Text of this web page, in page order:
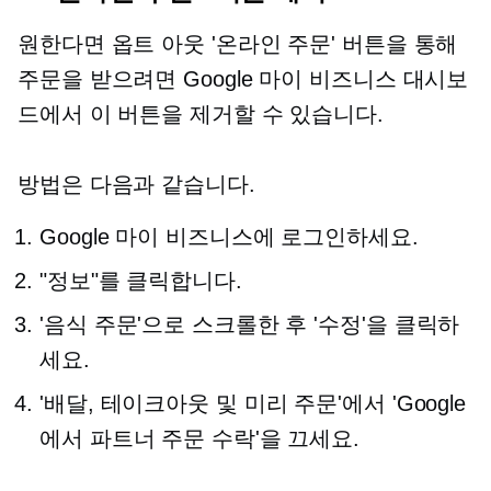
원한다면 옵트 아웃 '온라인 주문' 버튼을 통해
주문을 받으려면 Google 마이 비즈니스 대시보
드에서 이 버튼을 제거할 수 있습니다.
방법은 다음과 같습니다.
Google 마이 비즈니스에 로그인하세요.
"정보"를 클릭합니다.
'음식 주문'으로 스크롤한 후 '수정'을 클릭하
세요.
'배달, 테이크아웃 및 미리 주문'에서 'Google
에서 파트너 주문 수락'을 끄세요.